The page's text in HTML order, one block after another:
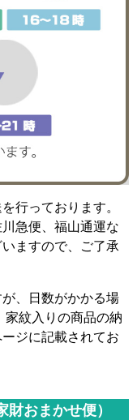
行っております。
急便、福山通運な
ますので、ご了承
、日数がかかる場
家紋入りの商品の納
ジに記載されてお
おまかせ便）